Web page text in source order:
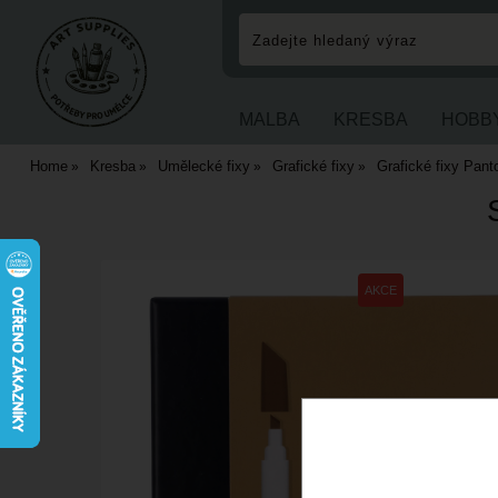
MALBA KRESBA
Home Kresba Umělecké fixy Grafické fixy Grafické fixy